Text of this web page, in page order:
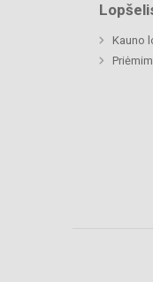
Kauno